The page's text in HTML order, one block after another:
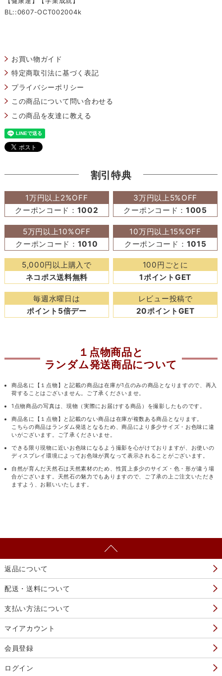
BL::0607-OCT002004k
お買い物ガイド
特定商取引法に基づく表記
プライバシーポリシー
この商品について問い合わせる
この商品を友達に教える
割引特典
1万円以上2%OFF
クーポンコード： 1002
3万円以上5%OFF
クーポンコード：1005
5万円以上10%OFF
クーポンコード： 1010
10万円以上15%OFF
クーポンコード： 1015
5,000円以上購入で
ネコポス送料無料
100円ごとに
1ポイントGET
毎週水曜日は
ポイント5倍デー
レビュー投稿で
20ポイントGET
１点物商品と
ランダム発送商品について
商品名に【１点物】と記載の商品は在庫が1点のみの商品となりますので、再入
荷することはございません。ご了承くださいませ。
1点物商品の写真は、現物（実際にお届けする商品）を撮影したものです。
商品名に【１点物】と記載のない商品は在庫が複数ある商品となります。
こちらの商品はランダム発送となるため、商品により多少サイズ・お色味に違
いがございます。ご了承くださいませ。
できる限り現物に近いお色味になるよう撮影を心がけておりますが、お使いの
ディスプレイ環境によってお色味が異なって表示されることがございます。
自然が育んだ天然石は天然素材のため、性質上多少のサイズ・色・形が違う場
合がございます。天然石の魅力でもありますので、ご了承の上ご注文いただき
ますよう、お願いいたします。
返品について
配送・送料について
支払い方法について
マイアカウント
会員登録
ログイン